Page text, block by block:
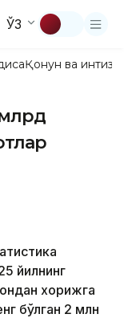
ЎЗ
Қонун ва
йилнинг
хорижга
бўлган 2 млн